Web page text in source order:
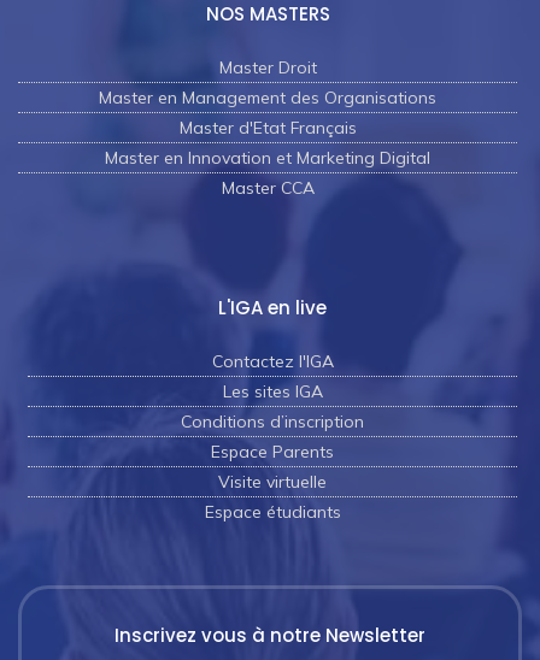
NOS MASTERS
Master Droit
Master en Management des Organisations
Master d'Etat Français
Master en Innovation et Marketing Digital
Master CCA
L'IGA en live
Contactez l'IGA
Les sites IGA
Conditions d’inscription
Espace Parents
Visite virtuelle
Espace étudiants
Inscrivez vous à notre Newsletter